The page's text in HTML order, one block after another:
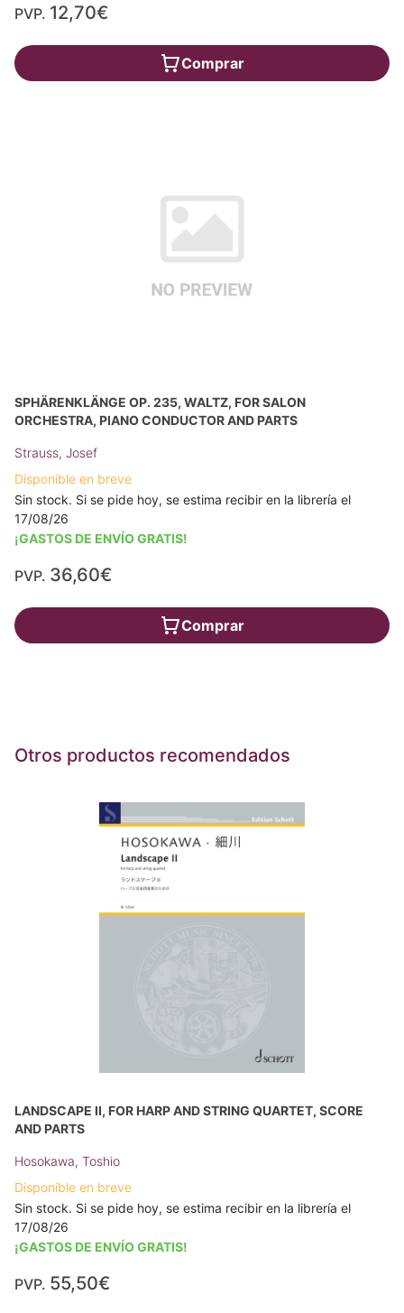
PVP. 12,70€
Comprar
SPHÄRENKLÄNGE OP. 235, WALTZ, FOR SALON
ORCHESTRA, PIANO CONDUCTOR AND PARTS
Strauss, Josef
Disponible en breve
Sin stock. Si se pide hoy, se estima recibir en la librería el
17/08/26
¡GASTOS DE ENVÍO GRATIS!
PVP. 36,60€
Comprar
Otros productos recomendados
LANDSCAPE II, FOR HARP AND STRING QUARTET, SCORE
AND PARTS
Hosokawa, Toshio
Disponible en breve
Sin stock. Si se pide hoy, se estima recibir en la librería el
17/08/26
¡GASTOS DE ENVÍO GRATIS!
PVP. 55,50€